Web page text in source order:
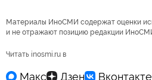
Материалы ИноСМИ содержат оценки
и не отражают позицию редакции
Читать inosmi.ru в